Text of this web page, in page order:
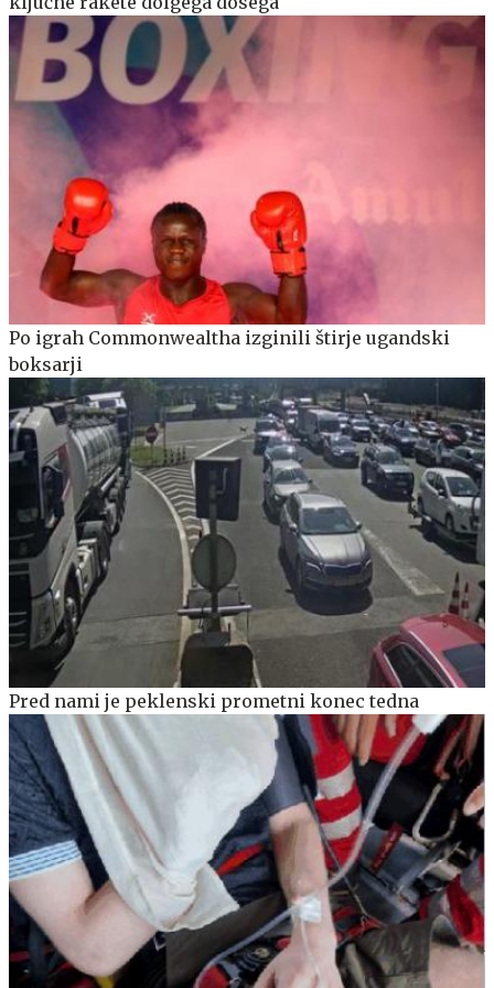
Po igrah Commonwealtha izginili štirje ugandski
boksarji
Pred nami je peklenski prometni konec tedna